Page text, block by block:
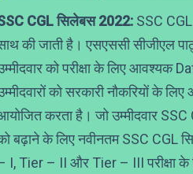
CGL सिलेबस 2022: SSC
की जाती है। एसएससी सीजीएल
को परीक्षा के लिए आवश्यक
को सरकारी नौकरियों के
करता है। जो उम्मीदवार SSC
बढ़ाने के लिए नवीनतम SSC CGL
I, Tier – II और Tier – III परीक्षा